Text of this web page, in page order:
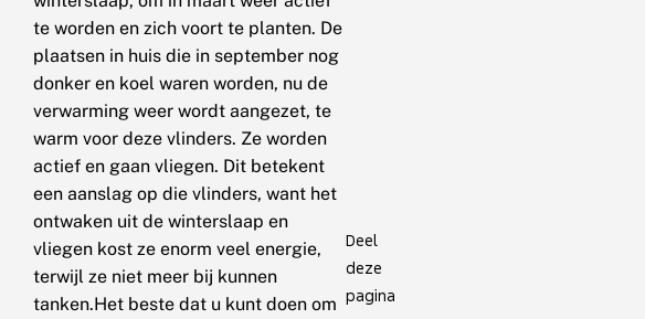
te worden en zich voort te planten. De
plaatsen in huis die in september nog
donker en koel waren worden, nu de
verwarming weer wordt aangezet, te
warm voor deze vlinders. Ze worden
actief en gaan vliegen. Dit betekent
een aanslag op die vlinders, want het
ontwaken uit de winterslaap en
vliegen kost ze enorm veel energie,
terwijl ze niet meer bij kunnen
tanken.Het beste dat u kunt doen om
Deel
deze
pagina